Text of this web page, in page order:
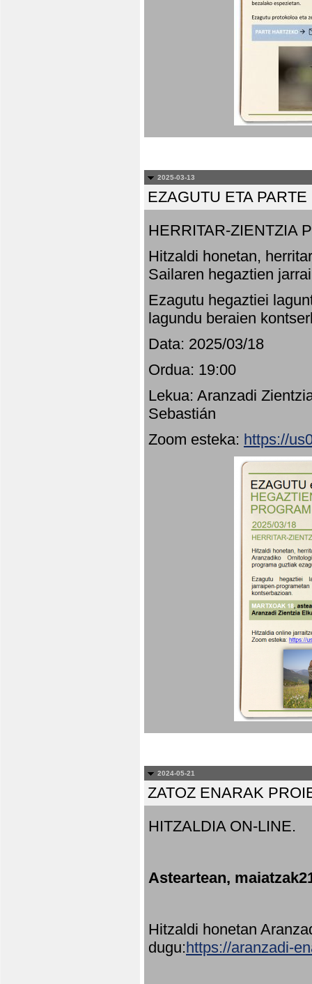
2025-03-13
EZAGUTU ETA
HERRITAR-ZIENTZIA
Hitzaldi honetan,
Sailaren hegaztien
Ezagutu hegaztiei
lagundu beraien
Data: 2025/03/18
Ordua: 19:00
Lekua: Aranzadi
Sebastián
Zoom esteka: https://
2024-05-21
ZATOZ ENARAK
HITZALDIA ON-LINE.
Asteartean,
Hitzaldi honetan
dugu:https://aranzadi-